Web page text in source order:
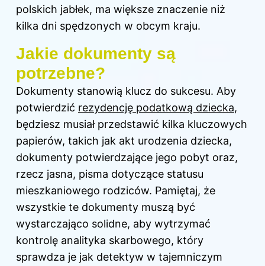
polskich jabłek, ma większe znaczenie niż
kilka dni spędzonych w obcym kraju.
Jakie dokumenty są
potrzebne?
Dokumenty stanowią klucz do sukcesu. Aby
potwierdzić rezydencję podatkową dziecka,
będziesz musiał przedstawić kilka kluczowych
papierów, takich jak akt urodzenia dziecka,
dokumenty potwierdzające jego pobyt oraz,
rzecz jasna, pisma dotyczące statusu
mieszkaniowego rodziców. Pamiętaj, że
wszystkie te dokumenty muszą być
wystarczająco solidne, aby wytrzymać
kontrolę analityka skarbowego, który
sprawdza je jak detektyw w tajemniczym